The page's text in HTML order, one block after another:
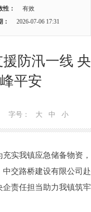
性：
有效
： 2026-07-06 17:31
防汛一线 央
平安
字号： 大 中 小
实我镇应急储备物资，
交路桥建设有限公司赴
责任担当助力我镇筑牢